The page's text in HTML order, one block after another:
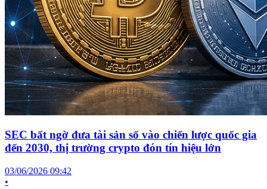
SEC bất ngờ đưa tài sản số vào chiến lược quốc gia
đến 2030, thị trường crypto đón tín hiệu lớn
03/06/2026 09:42
•